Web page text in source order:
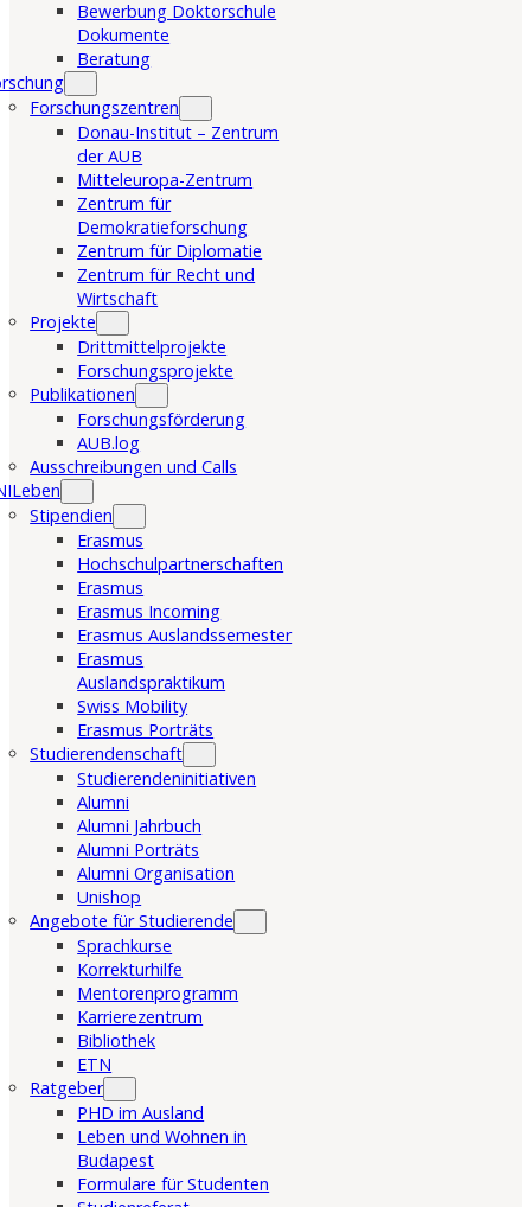
Bewerbung Doktorschule
Dokumente
Beratung
Forschungszentren
Donau-Institut – Zentrum
der AUB
Mitteleuropa-Zentrum
Zentrum für
Demokratieforschung
Zentrum für Diplomatie
Zentrum für Recht und
Wirtschaft
Projekte
Drittmittelprojekte
Forschungsprojekte
Publikationen
Forschungsförderung
AUB.log
Ausschreibungen und Calls
Stipendien
Erasmus
Hochschulpartnerschaften
Erasmus
Erasmus Incoming
Erasmus Auslandssemester
Erasmus
Auslandspraktikum
Swiss Mobility
Erasmus Porträts
Studierendenschaft
Studierendeninitiativen
Alumni
Alumni Jahrbuch
Alumni Porträts
Alumni Organisation
Unishop
Angebote für Studierende
Sprachkurse
Korrekturhilfe
Mentorenprogramm
Karrierezentrum
Bibliothek
ETN
Ratgeber
PHD im Ausland
Leben und Wohnen in
Budapest
Formulare für Studenten